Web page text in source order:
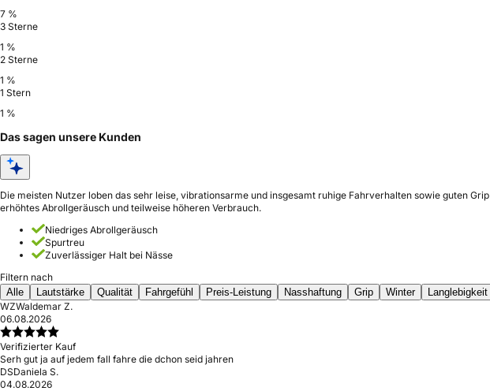
7 %
3 Sterne
1 %
2 Sterne
1 %
1 Stern
1 %
Das sagen unsere Kunden
Die meisten Nutzer loben das sehr leise, vibrationsarme und insgesamt ruhige Fahrverhalten sowie guten
erhöhtes Abrollgeräusch und teilweise höheren Verbrauch.
Niedriges Abrollgeräusch
Spurtreu
Zuverlässiger Halt bei Nässe
Filtern nach
Alle
Lautstärke Qualität Fahrgefühl Preis-Leistung Nasshaftung Grip Winter Langlebigkeit
WZWaldemar Z.
06.08.2026
Verifizierter Kauf
Serh gut ja auf jedem fall fahre die dchon seid jahren
DSDaniela S.
04.08.2026